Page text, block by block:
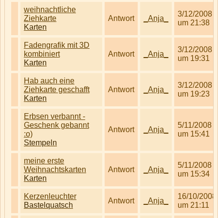
weihnachtliche
Ziehkarte
Karten
Antwort _Anja_
3/12/2008
um 21:38
Fadengrafik mit 3D
kombiniert
Karten
Antwort _Anja_
3/12/2008
um 19:31
Hab auch eine
Ziehkarte geschafft
Karten
Antwort _Anja_
3/12/2008
um 19:23
Erbsen verbannt -
Geschenk gebannt
:o)
Stempeln
Antwort _Anja_
5/11/2008
um 15:41
meine erste
Weihnachtskarten
Karten
Antwort _Anja_
5/11/2008
um 15:34
Kerzenleuchter
Bastelquatsch
Antwort _Anja_
16/10/2008
um 21:11